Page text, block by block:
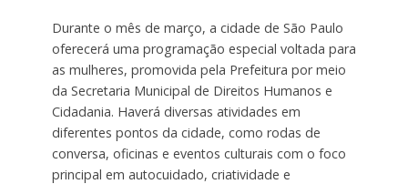
Durante o mês de março, a cidade de São Paulo
oferecerá uma programação especial voltada para
as mulheres, promovida pela Prefeitura por meio
da Secretaria Municipal de Direitos Humanos e
Cidadania. Haverá diversas atividades em
diferentes pontos da cidade, como rodas de
conversa, oficinas e eventos culturais com o foco
principal em autocuidado, criatividade e